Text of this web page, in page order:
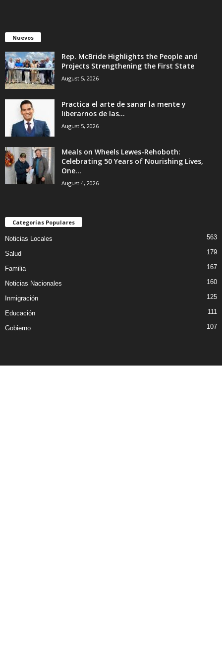
Nuevos
Rep. McBride Highlights the People and
Projects Strengthening the First State
August 5, 2026
Practica el arte de sanar la mente y
liberarnos de las...
August 5, 2026
Meals on Wheels Lewes-Rehoboth:
Celebrating 50 Years of Nourishing Lives,
One...
August 4, 2026
Categorías Populares
Noticias Locales 563
Salud 179
Familia 167
Noticias Nacionales 160
Inmigración 125
Educación 111
Gobierno 107